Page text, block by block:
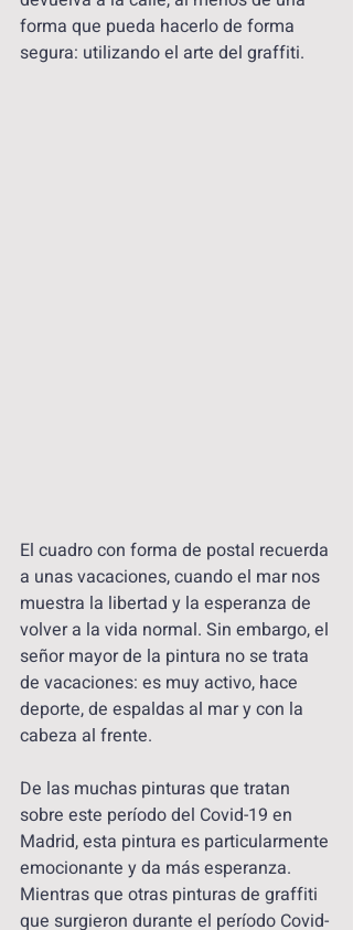
forma que pueda hacerlo de forma
segura: utilizando el arte del graffiti.
El cuadro con forma de postal recuerda
a unas vacaciones, cuando el mar nos
muestra la libertad y la esperanza de
volver a la vida normal. Sin embargo, el
señor mayor de la pintura no se trata
de vacaciones: es muy activo, hace
deporte, de espaldas al mar y con la
cabeza al frente.
De las muchas pinturas que tratan
sobre este período del Covid-19 en
Madrid, esta pintura es particularmente
emocionante y da más esperanza.
Mientras que otras pinturas de graffiti
que surgieron durante el período Covid-